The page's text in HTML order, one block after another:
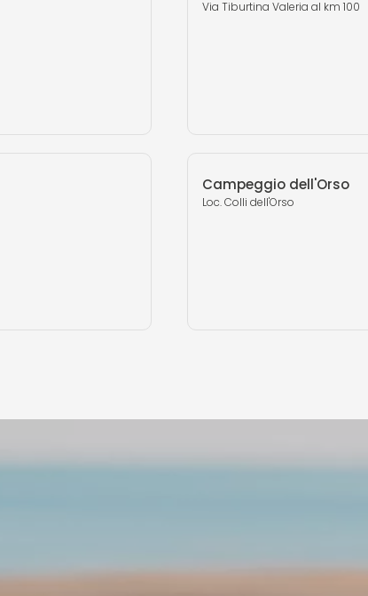
Via Tiburtina Valeria al km 100
Campeggio dell'Orso
Loc. Colli dell'Orso